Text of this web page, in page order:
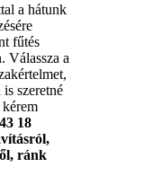
a hátunk
fűtés
Válassza a
szeretné
18
ránk